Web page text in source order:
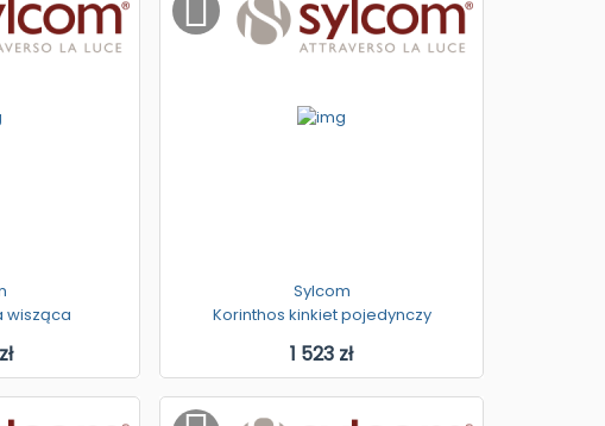
wisząca
Sylcom
Korinthos kinkiet pojedynczy
1 523 zł